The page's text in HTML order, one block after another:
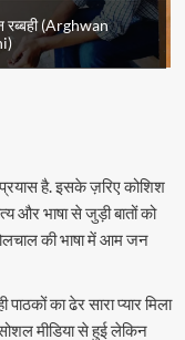
रब्बही (Arghwan
है. इसके ज़रिए कोशिश
और भाषा से जुड़ी बातों को
की भाषा में आम जन
का ढेर सारा प्यार मिला
मीडिया से हुई लेकिन